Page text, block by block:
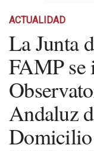
ACTUALIDAD
La Junta
FAMP se
Andaluz
Domicilio